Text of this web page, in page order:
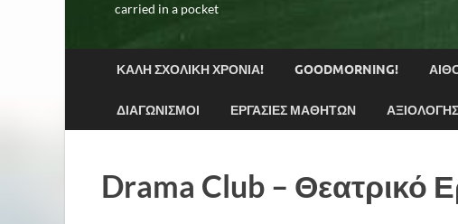
carried in a pocket
ΚΑΛΉ ΣΧΟΛΙΚΉ ΧΡΟΝΙΆ! GOODMORNING!
ΔΙΑΓΩΝΙΣΜΟΊ ΕΡΓΑΣΊΕΣ ΜΑΘΗΤΏΝ
Drama Club – Θεατρικό